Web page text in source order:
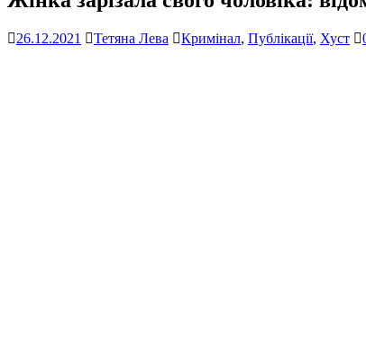
26.12.2021 Тетяна Лева Кримінал, Публікації, Хуст